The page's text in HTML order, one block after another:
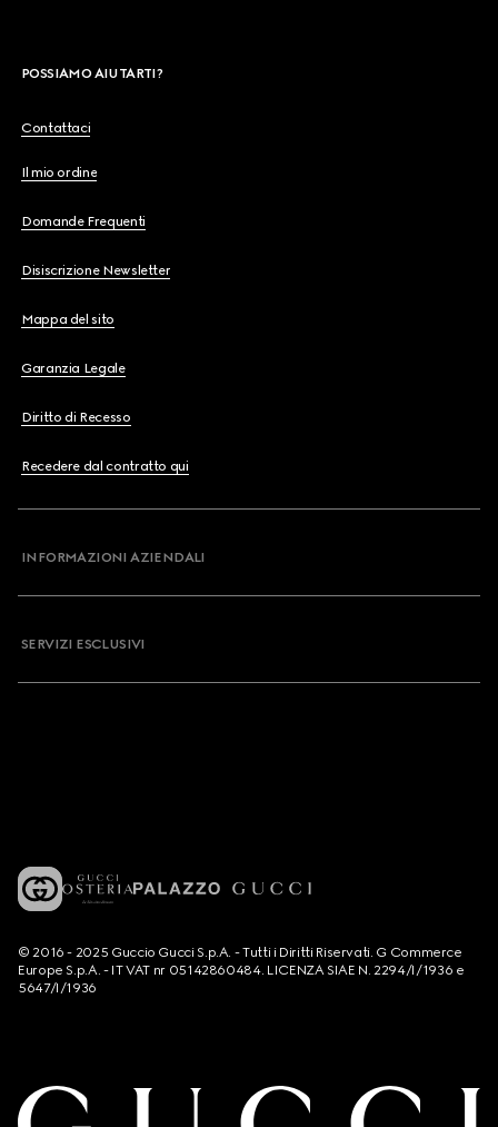
POSSIAMO AIUTARTI?
Contattaci
Il mio ordine
Domande Frequenti
Disiscrizione Newsletter
Mappa del sito
Garanzia Legale
Diritto di Recesso
Recedere dal contratto qui
INFORMAZIONI AZIENDALI
SERVIZI ESCLUSIVI
© 2016 - 2025 Guccio Gucci S.p.A. - Tutti i Diritti Riservati. G Commerce
Europe S.p.A. - IT VAT nr 05142860484. LICENZA SIAE N. 2294/I/1936 e
5647/I/1936